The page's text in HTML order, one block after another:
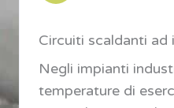
Circuiti scaldanti ad
Negli impianti
temperature di